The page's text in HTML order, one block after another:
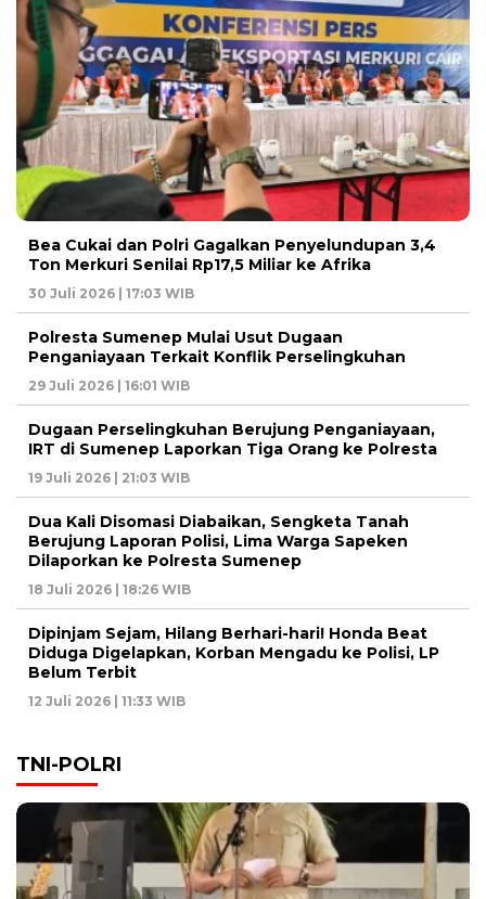
Bea Cukai dan Polri Gagalkan Penyelundupan 3,4
Ton Merkuri Senilai Rp17,5 Miliar ke Afrika
30 Juli 2026 | 17:03 WIB
Polresta Sumenep Mulai Usut Dugaan
Penganiayaan Terkait Konflik Perselingkuhan
29 Juli 2026 | 16:01 WIB
Dugaan Perselingkuhan Berujung Penganiayaan,
IRT di Sumenep Laporkan Tiga Orang ke Polresta
19 Juli 2026 | 21:03 WIB
Dua Kali Disomasi Diabaikan, Sengketa Tanah
Berujung Laporan Polisi, Lima Warga Sapeken
Dilaporkan ke Polresta Sumenep
18 Juli 2026 | 18:26 WIB
Dipinjam Sejam, Hilang Berhari-hari! Honda Beat
Diduga Digelapkan, Korban Mengadu ke Polisi, LP
Belum Terbit
12 Juli 2026 | 11:33 WIB
TNI-POLRI